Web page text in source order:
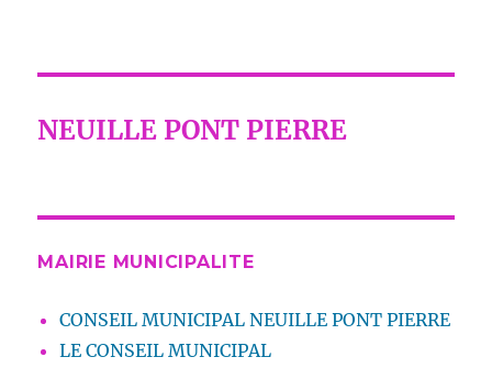
NEUILLE PONT PIERRE
MAIRIE MUNICIPALITE
CONSEIL MUNICIPAL NEUILLE PONT PIERRE
LE CONSEIL MUNICIPAL